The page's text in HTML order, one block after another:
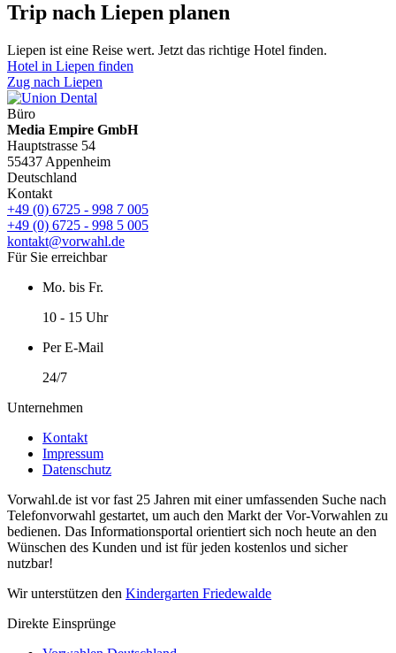
Trip nach Liepen planen
Liepen ist eine Reise wert. Jetzt das richtige Hotel finden.
Hotel in Liepen finden
Zug nach Liepen
Büro
Media Empire GmbH
Hauptstrasse 54
55437 Appenheim
Deutschland
Kontakt
+49 (0) 6725 - 998 7 005
+49 (0) 6725 - 998 5 005
kontakt@vorwahl.de
Für Sie erreichbar
Mo. bis Fr.
10 - 15 Uhr
Per E-Mail
24/7
Unternehmen
Kontakt
Impressum
Datenschutz
Vorwahl.de ist vor fast 25 Jahren mit einer umfassenden Suche nach
Telefonvorwahl gestartet, um auch den Markt der Vor-Vorwahlen zu
bedienen. Das Informationsportal orientiert sich noch heute an den
Wünschen des Kunden und ist für jeden kostenlos und sicher
nutzbar!
Wir unterstützen den Kindergarten Friedewalde
Direkte Einsprünge